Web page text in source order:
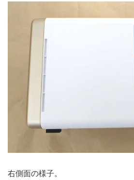
右側面の様子。